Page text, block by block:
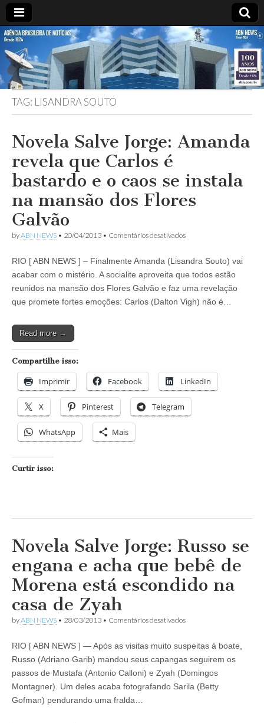
ABN
AGÊNCIA
BRASILEIRA
DE
NOTÍCIAS
DESDE
1924
TAG: LISANDRA SOUTO
Novela Salve Jorge: Amanda
revela que Carlos é
bastardo e o caos se instala
na mansão dos Flores
Galvão
byABN NEWS • 20/04/2013 • Comentários desativadosem
Jorge:
Amanda
que
Carlos
mansão
Galvão
RIO [ ABN NEWS ] – Finalmente Amanda (Lisandra Souto) vai
acabar com o mistério. A socialite aproveita que todos estão
reunidos na mansão dos Flores Galvão e faz uma revelação
que promete fortes emoções: Carlos (Dalton Vigh) não é…
Read more →
Compartilhe isso:
Imprimir Facebook LinkedIn
X Pinterest Telegram
WhatsApp Mais
Curtir isso:
Novela Salve Jorge: Russo se
engana e acha que bebê de
Morena está escondido na
casa de Zyah
byABN NEWS • 28/03/2013 • Comentários desativadosem
Jorge:
Russo
engana
e
RIO [ ABN NEWS ] — Após as visitas muito suspeitas à boate,
Russo (Adriano Garib) mandou seus capangas seguirem os
passos de Mustafa (Antonio Calloni) e Zyah (Domingos
Montagner). Um deles acaba fotografando Sarila (Betty
Gofman) pendurando uma fralda…